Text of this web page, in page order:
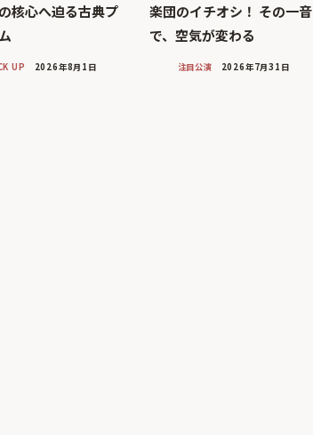
核心へ迫る古典プ
UP 2026年8月1日
楽団のイチオシ！ その一音
で、空気が変わる
注目公演 2026年7月31日